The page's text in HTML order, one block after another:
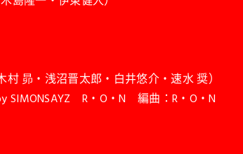
昴・浅沼晋太郎・白井悠介・速水 奨）
SIMONSAYZ R・O・N 編曲：R・O・N